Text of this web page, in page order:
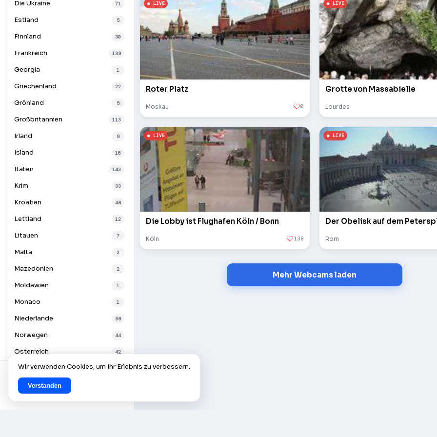
Die Ukraine 71
Estland 5
Finnland 30
Frankreich 139
Georgia 1
Griechenland 22
Grönland 5
Großbritannien 113
Irland 9
Island 16
Italien 143
Krim 33
Kroatien 48
Lettland 12
Litauen 7
Malta 2
Mazedonien 2
Moldawien 1
Monaco 1
Niederlande 58
Norwegen 44
Österreich 42
Polen 32
Portugal
Rumänien 8
Roter Platz
Moskau 0
Grotte von Massabielle
Lourdes
Die Lobby ist Flughafen Köln / Bonn
Köln 138 Rom
Mehr Webcams laden
Wir verwenden Cookies, um Ihr Erlebnis zu verbessern.
Verstanden